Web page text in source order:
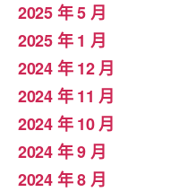
2025 年 5 月
2025 年 1 月
2024 年 12 月
2024 年 11 月
2024 年 10 月
2024 年 9 月
2024 年 8 月